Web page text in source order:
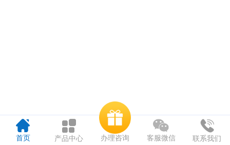
首页 产品中心 办理咨询 客服微信 联系我们